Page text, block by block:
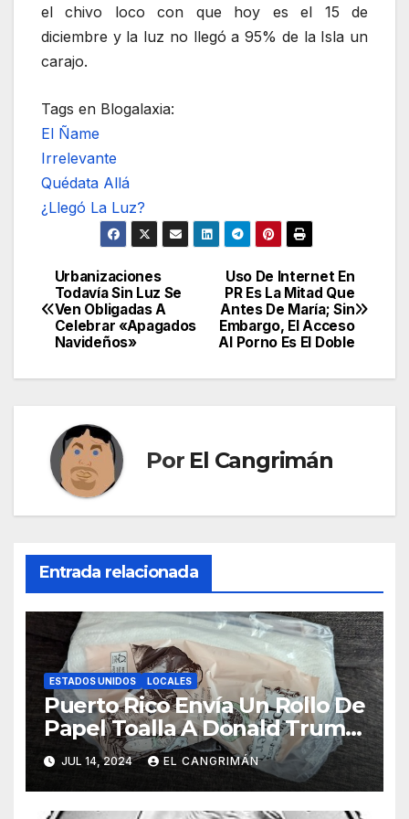
el chivo loco con que hoy es el 15 de
diciembre y la luz no llegó a 95% de la Isla un
carajo.
Tags en Blogalaxia:
El Ñame
Irrelevante
Quédata Allá
¿Llegó La Luz?
Navegación
de
Uso De Internet En
PR Es La Mitad Que
Antes De María; Sin
Embargo, El Acceso
Al Porno Es El Doble
Urbanizaciones
Todavía Sin Luz Se
Ven Obligadas A
Celebrar «Apagados
Navideños»
Por El Cangrimán
Entrada relacionada
ESTADOS UNIDOS LOCALES
Puerto Rico Envía Un Rollo De
Papel Toalla A Donald Trump
Pa’ Que Use Las Hojas De
Curita
JUL 14, 2024 EL CANGRIMÁN